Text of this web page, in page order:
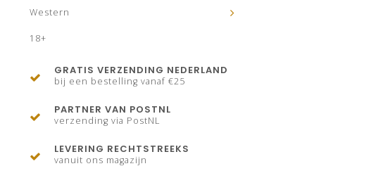
Western
18+
GRATIS VERZENDING NEDERLAND
bij een bestelling vanaf €25
PARTNER VAN POSTNL
verzending via PostNL
LEVERING RECHTSTREEKS
vanuit ons magazijn